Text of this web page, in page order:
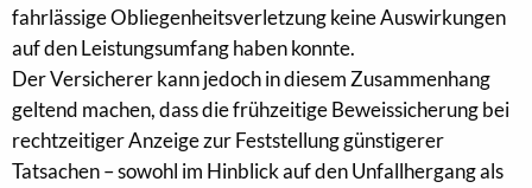
fahrlässige Obliegenheitsverletzung keine Auswirkungen
auf den Leistungsumfang haben konnte.
Der Versicherer kann jedoch in diesem Zusammenhang
geltend machen, dass die frühzeitige Beweissicherung bei
rechtzeitiger Anzeige zur Feststellung günstigerer
Tatsachen – sowohl im Hinblick auf den Unfallhergang als